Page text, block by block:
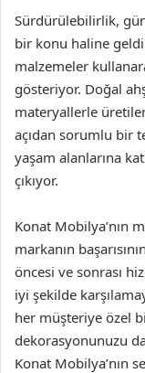
Sürdürülebilirlik,
bir konu haline
malzemeler
gösteriyor. Doğal
materyallerle
açıdan sorumlu bir
yaşam alanlarına
çıkıyor.
Konat Mobilya’nın
markanın
öncesi ve sonrası
iyi şekilde
her müşteriye özel
dekorasyonunuzu
Konat Mobilya’nın